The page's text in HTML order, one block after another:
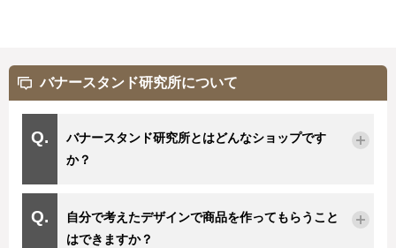
バナースタンド研究所について
バナースタンド研究所とはどんなショップです
か？
自分で考えたデザインで商品を作ってもらうこと
はできますか？